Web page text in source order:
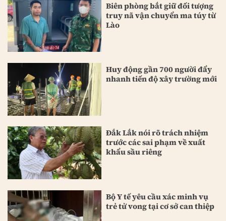
Biên phòng bắt giữ đối tượng
truy nã vận chuyển ma túy từ
Lào
Huy động gần 700 người đẩy
nhanh tiến độ xây trường mới
Đắk Lắk nói rõ trách nhiệm
trước các sai phạm về xuất
khẩu sầu riêng
Bộ Y tế yêu cầu xác minh vụ
trẻ tử vong tại cơ sở can thiệp